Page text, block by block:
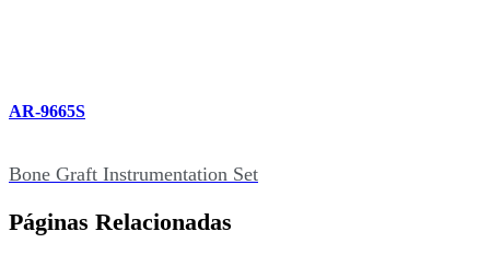
AR-9665S
Bone Graft Instrumentation Set
Páginas Relacionadas